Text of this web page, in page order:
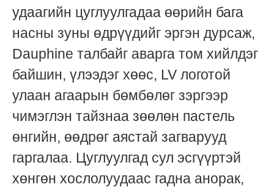
удаагийн цуглуулгадаа өөрийн бага
насны зуны өдрүүдийг эргэн дурсаж,
Dauphine талбайг аварга том хийлдэг
байшин, үлээдэг хөөс, LV логотой
улаан агаарын бөмбөлөг зэргээр
чимэглэн тайзнаа зөөлөн пастель
өнгийн, өөдрөг аястай загварууд
гаргалаа. Цуглуулгад сул эсгүүртэй
хөнгөн хослолуудаас гадна анорак,